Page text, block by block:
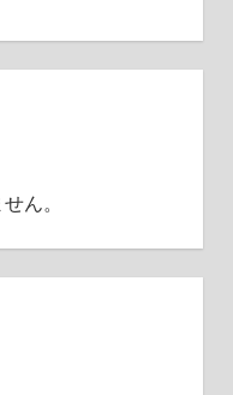
ん。